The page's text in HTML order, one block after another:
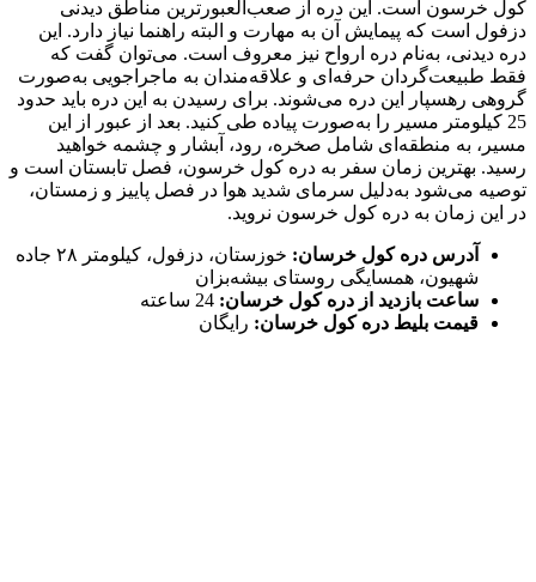
کول خرسون است. این دره از صعب‌العبورترین مناطق دیدنی
دزفول است که پیمایش آن به مهارت و البته راهنما نیاز دارد. این
دره دیدنی، به‌نام دره ارواح نیز معروف است. می‌توان گفت که
فقط طبیعت‌گردان حرفه‌ای و علاقه‌مندان به ماجراجویی به‌صورت
گروهی رهسپار این دره می‌شوند. برای رسیدن به این دره باید حدود
25 کیلومتر مسیر را به‌صورت پیاده طی کنید. بعد از عبور از این
مسیر، به منطقه‌ای شامل صخره، رود، آبشار و چشمه خواهید
رسید. بهترین زمان سفر به دره کول خرسون، فصل تابستان است و
توصیه می‌شود به‌دلیل سرمای شدید هوا در فصل پاییز و زمستان،
در این زمان به دره کول خرسون نروید.
آدرس دره کول خرسان:
خوزستان، دزفول، کیلومتر ۲۸ جاده
شهیون، همسایگی روستای بیشه‌بزان
ساعت بازدید از دره کول خرسان: 24 ساعته
قیمت بلیط دره کول خرسان: رایگان